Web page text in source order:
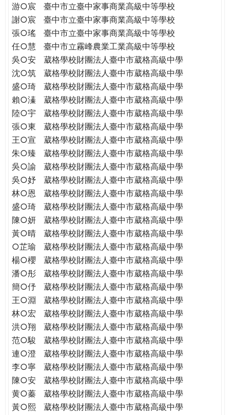
YOU
ON
THE
PATH
GLOBAL
CITIZENSHIP
游○宸
臺中市立臺中家事商業高級中等學校
謝○宸
臺中市立臺中家事商業高級中等學校
張○瑤
臺中市立臺中家事商業高級中等學校
任○慧
臺中市立霧峰農業工業高級中等學校
吳○安
葳格學校財團法人臺中市葳格高級中學
沈○筑
葳格學校財團法人臺中市葳格高級中學
盛○琦
葳格學校財團法人臺中市葳格高級中學
賴○溱
葳格學校財團法人臺中市葳格高級中學
陸○宇
葳格學校財團法人臺中市葳格高級中學
張○東
葳格學校財團法人臺中市葳格高級中學
王○宣
葳格學校財團法人臺中市葳格高級中學
朱○臻
葳格學校財團法人臺中市葳格高級中學
吳○諭
葳格學校財團法人臺中市葳格高級中學
吳○妤
葳格學校財團法人臺中市葳格高級中學
林○恩
葳格學校財團法人臺中市葳格高級中學
盛○琦
葳格學校財團法人臺中市葳格高級中學
陳○妍
葳格學校財團法人臺中市葳格高級中學
黃○晴
葳格學校財團法人臺中市葳格高級中學
○芷瑜
葳格學校財團法人臺中市葳格高級中學
楊○櫻
葳格學校財團法人臺中市葳格高級中學
潘○彤
葳格學校財團法人臺中市葳格高級中學
簡○伃
葳格學校財團法人臺中市葳格高級中學
王○淵
葳格學校財團法人臺中市葳格高級中學
林○宏
葳格學校財團法人臺中市葳格高級中學
洪○翔
葳格學校財團法人臺中市葳格高級中學
范○駿
葳格學校財團法人臺中市葳格高級中學
連○澄
葳格學校財團法人臺中市葳格高級中學
李○寧
葳格學校財團法人臺中市葳格高級中學
陳○安
葳格學校財團法人臺中市葳格高級中學
黄○蓁
葳格學校財團法人臺中市葳格高級中學
黃○熙
葳格學校財團法人臺中市葳格高級中學